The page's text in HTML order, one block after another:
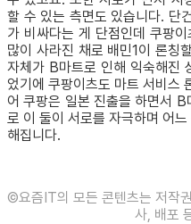
할 수 있는 측면도 있습니다. 단
가 비싸다는 게 단점인데 쿠팡
많이 사라진 채로 배민1이 론칭
자체가 B마트로 인해 익숙해진
었기에 쿠팡이츠도 마트 서비스
어 쿠팡은 일본 진출을 하면서
로 이 둘이 서로를 자극하며 어
해집니다.
©️요즘IT의 모든 콘텐츠는 저작
사, 배포